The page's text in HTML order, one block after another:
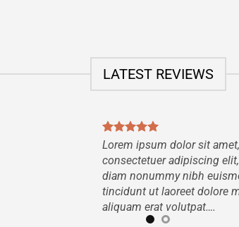
LATEST REVIEWS
Lorem ipsum dolor sit amet,
consectetuer adipiscing
diam nonummy nibh
tincidunt ut laoreet dolore
aliquam erat volutpat….